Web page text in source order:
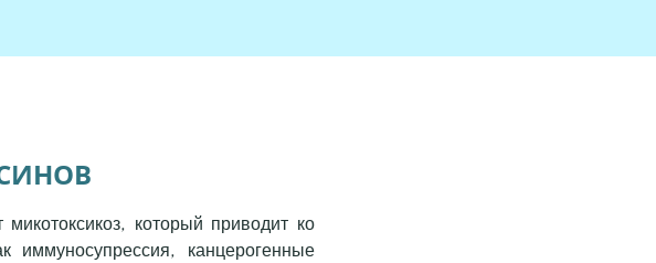
который приводит ко
канцерогенные